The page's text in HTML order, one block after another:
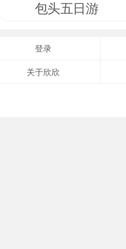
包头五日游
登录
关于欣欣